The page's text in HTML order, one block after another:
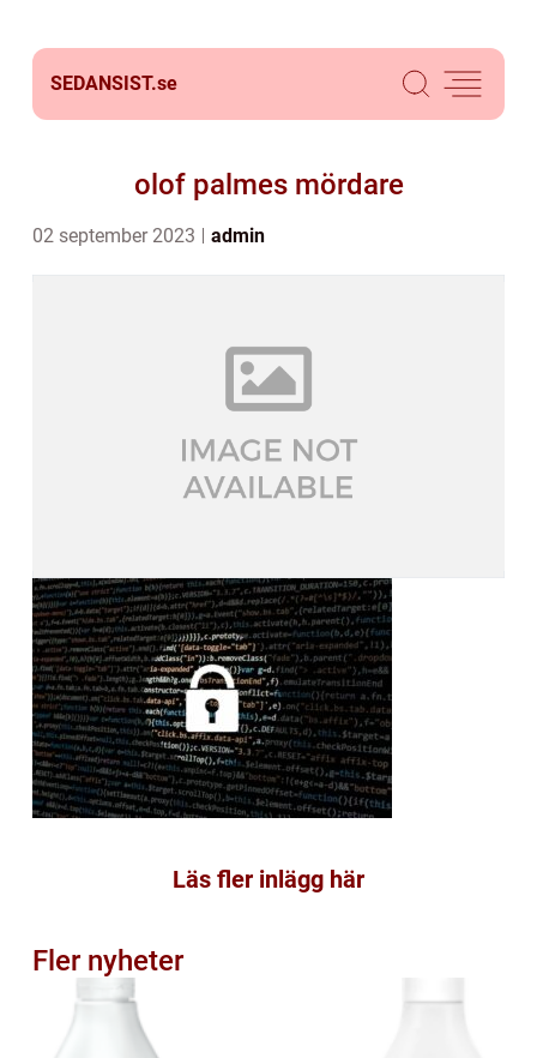
SEDANSIST.se
olof palmes mördare
02 september 2023 admin
Läs fler inlägg här
Fler nyheter